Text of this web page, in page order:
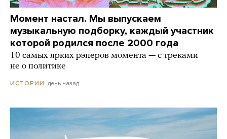
Момент настал. Мы выпускаем
музыкальную подборку, каждый участник
которой родился после 2000 года
10 самых ярких рэперов момента — с треками
не о политике
ИСТОРИИ день назад